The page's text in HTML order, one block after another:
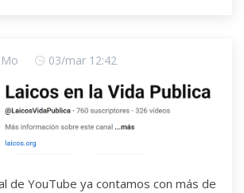
03/mar 12:42
de YouTube ya contamos con más de